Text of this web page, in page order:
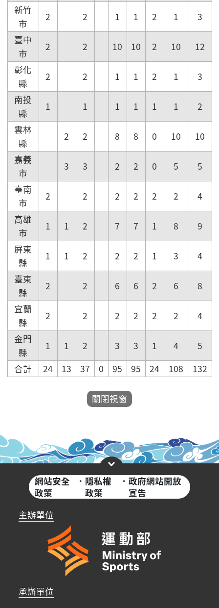
新竹
市
2 2 1 1 2 1
3
臺中
市
2 2 10 10 2 10
12
彰化
縣
2 2 1 1 2 1
3
南投
縣
1 1 1 1 1 1
2
雲林
縣
2 2 8 8 0 10
10
嘉義
市
3 3 2 2 0 5
5
臺南
市
2 2 2 2 2 2
4
高雄
市
1 1 2 7 7 1 8
9
屏東
縣
1 1 2 2 2 1 3
4
臺東
縣
2 2 6 6 2 6
8
宜蘭
縣
2 2 2 2 2 2
4
金門
縣
1 1 2 3 3 1 4
5
合計
24 13 37 0 95 95 24 108 132
網站安全
政策
· 隱私權
政策
·政府網站開放
宣告
主辦單位
承辦單位